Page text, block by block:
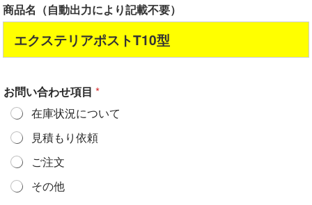
商品名（自動出力により記載不要）
エクステリアポストT10型
お問い合わせ項目 *
在庫状況について
見積もり依頼
ご注文
その他